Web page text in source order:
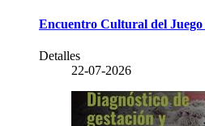
Encuentro Cultural del Juego
Detalles
22-07-2026